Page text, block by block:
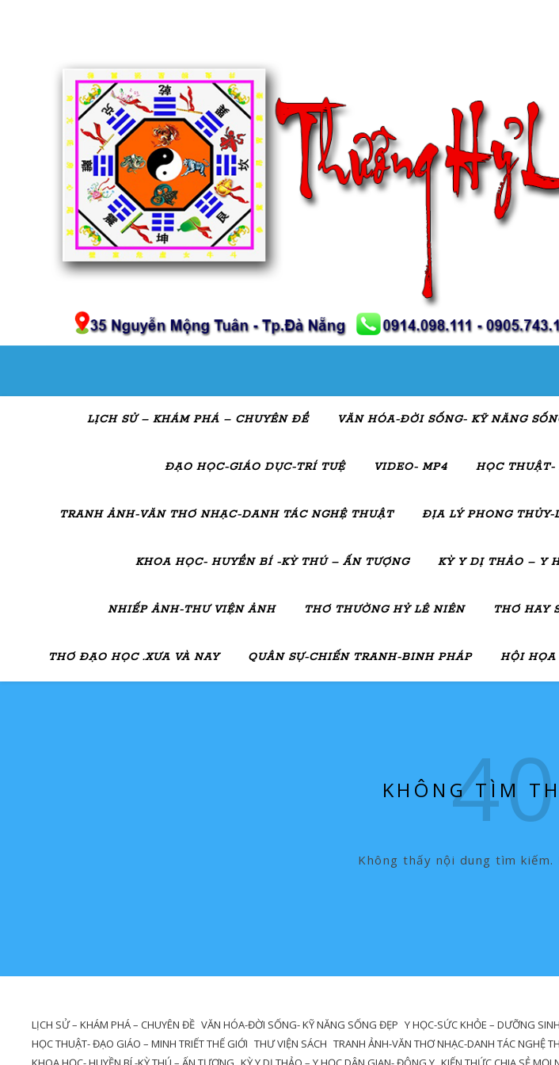
LỊCH SỬ – KHÁM PHÁ – CHUYÊN ĐỀ VĂN HÓA-ĐỜI SỐNG- KỸ NĂNG
ĐẠO HỌC-GIÁO DỤC-TRÍ TUỆ VIDEO- MP4 HỌC
TRANH ẢNH-VĂN THƠ NHẠC-DANH TÁC NGHỆ THUẬT ĐỊA LÝ PHONG THỦY-
KHOA HỌC- HUYỀN BÍ -KỲ THÚ – ẤN TƯỢNG KỲ Y DỊ THẢO – Y
NHIẾP ẢNH-THƯ VIỆN ẢNH THƠ THƯỜNG HỶ LÊ NIÊN THƠ HAY
THƠ ĐẠO HỌC .XƯA VÀ NAY QUÂN SỰ-CHIẾN TRANH-BINH PHÁP HỘI HỌA
KHÔNG TÌM
Không thấy nội dung tìm
LỊCH SỬ – KHÁM PHÁ – CHUYÊN ĐỀ VĂN HÓA-ĐỜI SỐNG- KỸ NĂNG SỐNG ĐẸP Y HỌC-SỨC KHỎE – DƯỠNG
HỌC THUẬT- ĐẠO GIÁO – MINH TRIẾT THẾ GIỚI THƯ VIỆN SÁCH TRANH ẢNH-VĂN THƠ NHẠC-DANH TÁC NGHỆ